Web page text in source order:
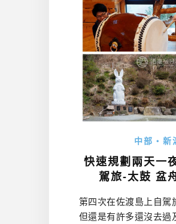
中部・新
快速規劃兩天一
駕旅-太鼓 盆
第四次在佐渡島上自駕
但還是有許多還沒去過